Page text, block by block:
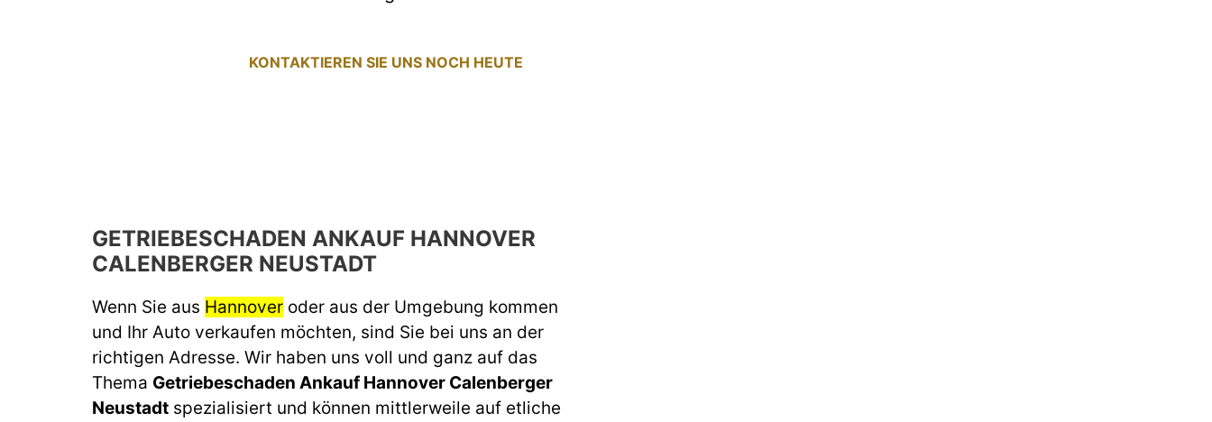
KONTAKTIEREN SIE UNS NOCH HEUTE
GETRIEBESCHADEN ANKAUF HANNOVER
CALENBERGER NEUSTADT
Wenn Sie aus Hannover oder aus der Umgebung kommen
und Ihr Auto verkaufen möchten, sind Sie bei uns an der
richtigen Adresse. Wir haben uns voll und ganz auf das
Thema Getriebeschaden Ankauf Hannover Calenberger
Neustadt spezialisiert und können mittlerweile auf etliche